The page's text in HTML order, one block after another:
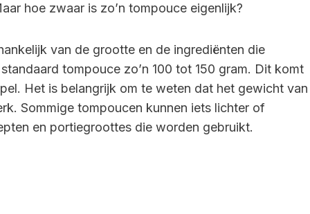
hoe zwaar is zo’n tompouce eigenlijk?
van de grootte en de ingrediënten die
tompouce zo’n 100 tot 150 gram. Dit komt
Het is belangrijk om te weten dat het gewicht van
Sommige tompoucen kunnen iets lichter of
en portiegroottes die worden gebruikt.